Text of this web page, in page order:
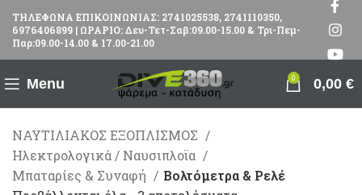
ΤΗΛΕΦΩΝΑ ΕΠΙΚΟΙΝΩΝΙΑΣ: 2741025538, 2741110350,
6976406899 | ΩΡΑΡΙΟ: Δευ-Τετ-Σαβ:09.00-15.00 & Τρι-Πεμ-
Παρ:09.00-14.00 & 17.00-21.00
Menu 0 0,00 €
ΝΑΥΤΙΛΙΑΚΟΣ ΕΞΟΠΛΙΣΜΟΣ
Ηλεκτρολογικά / Ναυσιπλοϊα
Mπαταρίες & Συναφή
Βολτόμετρα & Ρελέ